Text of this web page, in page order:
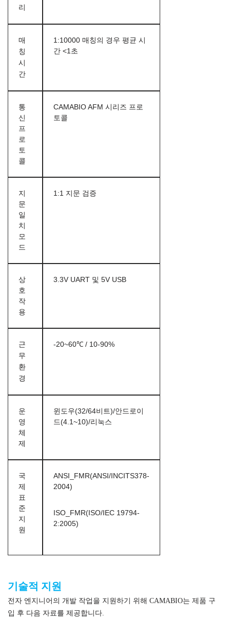
리
매
칭
시
간
1:10000 매칭의 경우 평균 시
간 <1초
통
신
프
로
토
콜
CAMABIO AFM 시리즈 프로
토콜
지
문
일
치
모
드
1:1 지문 검증
상
호
작
용
3.3V UART 및 5V USB
근
무
환
경
-20~60℃ / 10-90%
운
영
체
제
윈도우(32/64비트)/안드로이
드(4.1~10)/리눅스
국
제
표
준
지
원
ANSI_FMR(ANSI/INCITS378-
2004)
ISO_FMR(ISO/IEC 19794-
2:2005)
기술적 지원
전자 엔지니어의 개발 작업을 지원하기 위해 CAMABIO는 제품 구
입 후 다음 자료를 제공합니다.